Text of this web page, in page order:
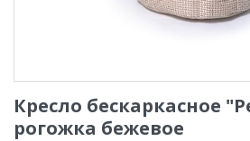
Кресло бескаркасное
рогожка бежевое